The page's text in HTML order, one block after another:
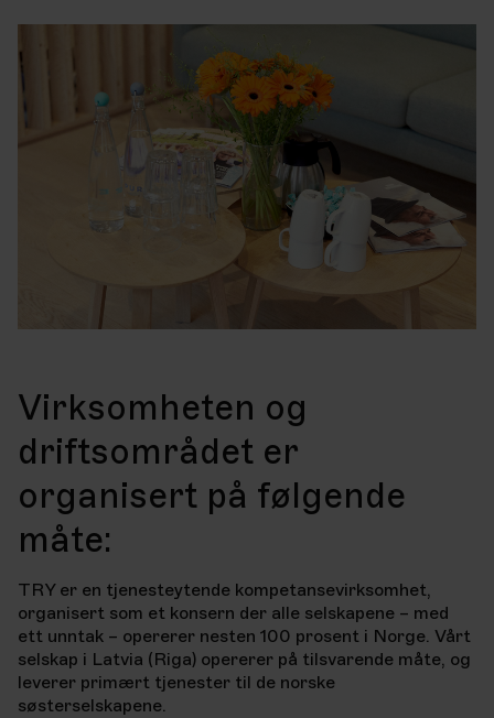
Virksomheten og
driftsområdet er
organisert på følgende
måte:
TRY er en tjenesteytende kompetansevirksomhet,
organisert som et konsern der alle selskapene – med
ett unntak – opererer nesten 100 prosent i Norge. Vårt
selskap i Latvia (Riga) opererer på tilsvarende måte, og
leverer primært tjenester til de norske
søsterselskapene.